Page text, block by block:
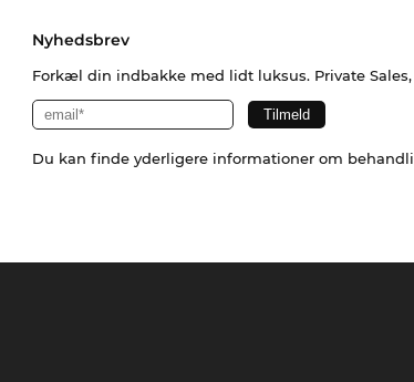
Nyhedsbrev
Forkæl din indbakke med lidt luksus. Private
Du kan finde yderligere informationer om